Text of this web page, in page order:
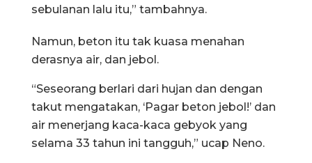
sebulanan lalu itu,” tambahnya.
Namun, beton itu tak kuasa menahan
derasnya air, dan jebol.
“Seseorang berlari dari hujan dan dengan
takut mengatakan, ‘Pagar beton jebol!’ dan
air menerjang kaca-kaca gebyok yang
selama 33 tahun ini tangguh,” ucap Neno.